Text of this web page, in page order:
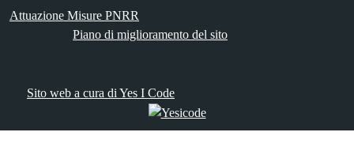
Attuazione Misure PNRR
Piano di miglioramento del sito
Sito web a cura di Yes I Code